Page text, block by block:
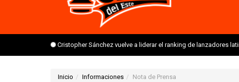
Cristopher Sánchez vuelve a liderar el ranking de lanzadores
Inicio Informaciones Nota de Prensa